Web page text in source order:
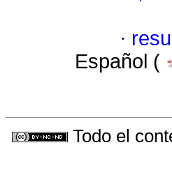
·
Español (
Todo el